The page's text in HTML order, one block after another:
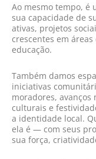
Ao mesmo tempo, é
sua capacidade de
ativas, projetos
crescentes em
educação.
Também damos
iniciativas
moradores, avanços
culturais e
a identidade local.
ela é — com seus
sua força,